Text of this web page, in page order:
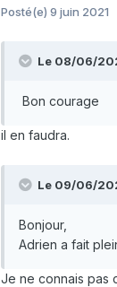
Posté(e) 9 juin 2021
Le 08/06/
Bon courage
il en faudra.
Le 09/06/
Bonjour,
Adrien a fait
Je ne connais pas